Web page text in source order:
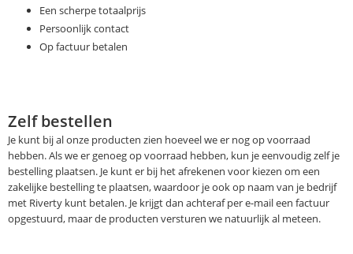
Een scherpe totaalprijs
Persoonlijk contact
Op factuur betalen
Zelf bestellen
Je kunt bij al onze producten zien hoeveel we er nog op voorraad
hebben. Als we er genoeg op voorraad hebben, kun je eenvoudig zelf je
bestelling plaatsen. Je kunt er bij het afrekenen voor kiezen om een
zakelijke bestelling te plaatsen, waardoor je ook op naam van je bedrijf
met Riverty kunt betalen. Je krijgt dan achteraf per e-mail een factuur
opgestuurd, maar de producten versturen we natuurlijk al meteen.